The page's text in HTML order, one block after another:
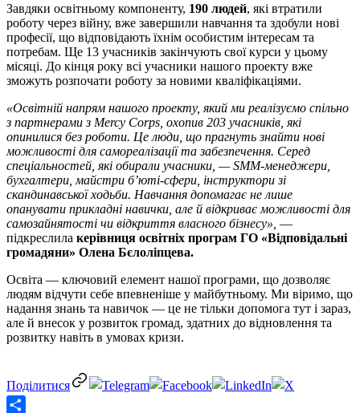
Завдяки освітньому компоненту, 190 людей, які втратили
роботу через війну, вже завершили навчання та здобули нові
професії, що відповідають їхнім особистим інтересам та
потребам. Ще 13 учасників закінчують свої курси у цьому
місяці. До кінця року всі учасники нашого проекту вже
зможуть розпочати роботу за новими кваліфікаціями.
«Освітній напрям нашого проекту, який ми реалізуємо спільно
з партнерами з Mercy Corps, охопив 203 учасників, які
опинилися без роботи. Це люди, що прагнуть знайти нові
можливості для самореалізації та забезпечення. Серед
спеціальностей, які обирали учасники, — SMM-менеджери,
бухгалтери, майстри б’юті-сфери, інструктори зі
скандинавської ходьби. Навчання допомагає не лише
опанувати прикладні навички, але й відкриває можливості для
самозайнятості чи відкриття власного бізнесу», —
підкреслила керівниця освітніх програм ГО «Відповідальні
громадяни» Олена Бєлоліпцева.
Освіта — ключовий елемент нашої програми, що дозволяє
людям відчути себе впевненіше у майбутньому. Ми віримо, що
надання знань та навичок — це не тільки допомога тут і зараз,
але й внесок у розвиток громад, здатних до відновлення та
розвитку навіть в умовах кризи.